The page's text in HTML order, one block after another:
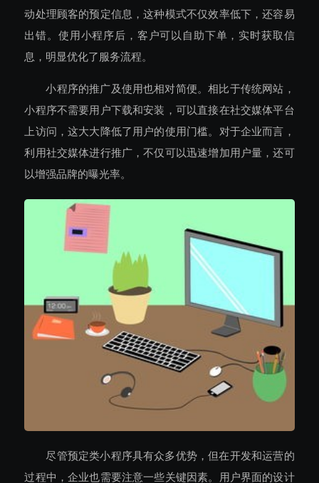
动处理顾客的预定信息，这种模式不仅效率低下，还容易
出错。使用小程序后，客户可以自助下单，实时获取信
息，明显优化了服务流程。
小程序的推广及使用也相对简便。相比于传统网站，
小程序不需要用户下载和安装，可以直接在社交媒体平台
上访问，这大大降低了用户的使用门槛。对于企业而言，
利用社交媒体进行推广，不仅可以迅速增加用户量，还可
以增强品牌的曝光率。
尽管预定类小程序具有众多优势，但在开发和运营的
过程中，企业也需要注意一些关键因素。用户界面的设计